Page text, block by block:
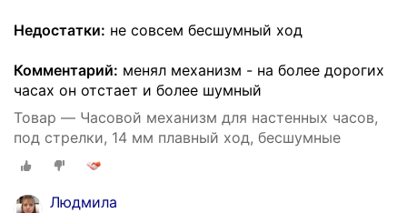
Недостатки: не совсем бесшумный ход
Комментарий: менял механизм - на более дорогих
часах он отстает и более шумный
Товар — Часовой механизм для настенных часов,
под стрелки, 14 мм плавный ход, бесшумные
Людмила